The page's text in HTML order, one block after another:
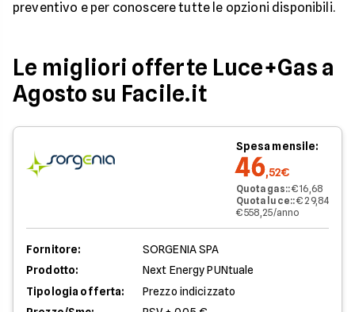
preventivo e per conoscere tutte le opzioni disponibili.
Le migliori offerte Luce+Gas a
Agosto su Facile.it
Spesa mensile:
46,52€
Quota gas::€ 16,68
Quota luce::€ 29,84
€ 558,25/anno
Fornitore:
SORGENIA SPA
Prodotto:
Next Energy PUNtuale
Tipologia offerta:
Prezzo indicizzato